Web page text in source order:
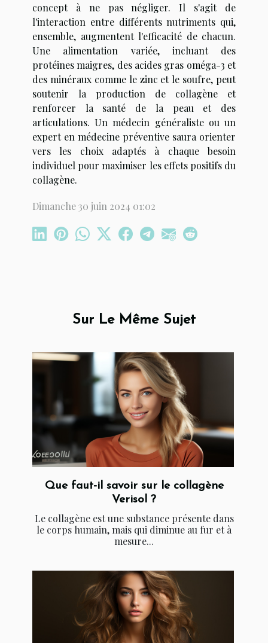
concept à ne pas négliger. Il s'agit de
l'interaction entre différents nutriments qui,
ensemble, augmentent l'efficacité de chacun.
Une alimentation variée, incluant des
protéines maigres, des acides gras oméga-3 et
des minéraux comme le zinc et le soufre, peut
soutenir la production de collagène et
renforcer la santé de la peau et des
articulations. Un médecin généraliste ou un
expert en médecine préventive saura orienter
vers les choix adaptés à chaque besoin
individuel pour maximiser les effets positifs du
collagène.
Dimanche 30 juin 2024 01:02
Sur Le Même Sujet
Que faut-il savoir sur le collagène
Verisol ?
Le collagène est une substance présente dans
le corps humain, mais qui diminue au fur et à
mesure...